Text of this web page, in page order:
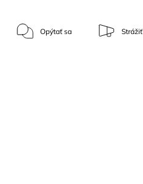
Opýtať sa Strážiť